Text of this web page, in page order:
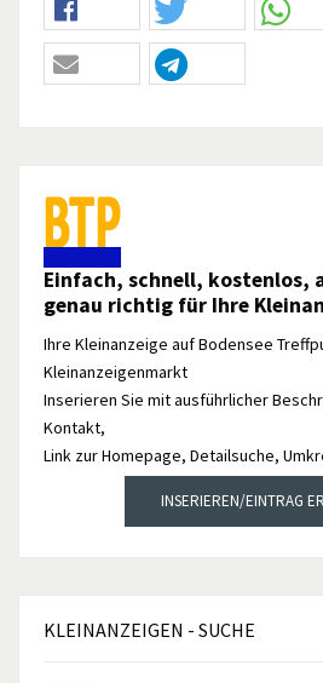
Einfach, schnell, kostenlos,
genau richtig für Ihre
Ihre Kleinanzeige auf Bodensee
Kleinanzeigenmarkt
Inserieren Sie mit ausführlicher
Kontakt,
Link zur Homepage, Detailsuche,
INSERIEREN/EINTRAG
KLEINANZEIGEN - SUCHE